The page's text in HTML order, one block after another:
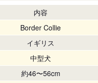
内容
Border Collie
イギリス
中型犬
約46〜56cm